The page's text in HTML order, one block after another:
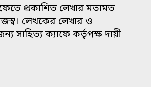
প্রকাশিত লেখার মতামত
লেখকের লেখার ও
সাহিত্য ক্যাফে কর্তৃপক্ষ দায়ী